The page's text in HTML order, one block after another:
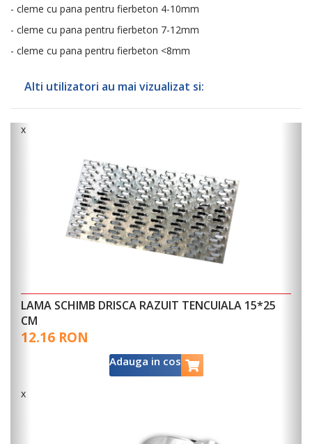
- cleme cu pana pentru fierbeton 4-10mm
- cleme cu pana pentru fierbeton 7-12mm
- cleme cu pana pentru fierbeton <8mm
Alti utilizatori au mai vizualizat si:
x
LAMA SCHIMB DRISCA RAZUIT TENCUIALA 15*25
CM
12.16 RON
Adauga in cos
x